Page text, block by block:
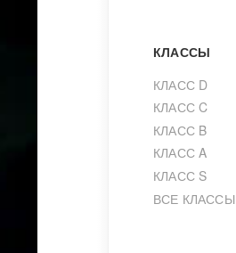
КЛАССЫ
КЛАСС D
КЛАСС C
КЛАСС B
КЛАСС A
КЛАСС S
ВСЕ КЛАССЫ